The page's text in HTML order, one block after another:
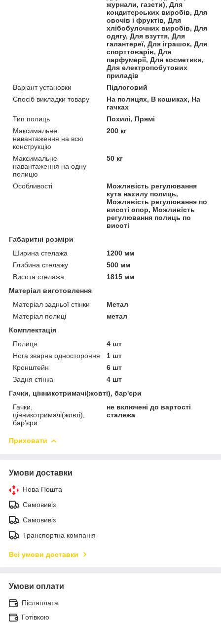
журнали, газети), Для
кондитерських виробів, Для
овочів і фруктів, Для
хлібобулочних виробів, Для
одягу, Для взуття, Для
галантереї, Для іграшок, Для
спорттоварів, Для
парфумерії, Для косметики,
Для електропобутових
приладів
Варіант установки
Підлоговий
Спосіб викладки товару
На полицях, В кошиках, На
гачках
Тип полиць
Похилі, Прямі
Максимальне
навантаження на всю
конструкцію
200 кг
Максимальне
навантаження на одну
полицю
50 кг
Особливості
Можливість регулювання
кута нахилу полиць,
Можливість регулювання по
висоті опор, Можливість
регулювання полиць по
висоті
Габаритні розміри
Ширина стелажа
1200 мм
Глибина стелажу
500 мм
Висота стелажа
1815 мм
Матеріал виготовлення
Матеріал задньої стінки
Метал
Матеріал полиці
метал
Комплектація
Полиця
4 шт
Нога зварна одностороння
1 шт
Кронштейн
6 шт
Задня стінка
4 шт
Гачки, цінникотримачі(жовті), бар'єри
Гачки,
цінникотримачі(жовті),
бар'єри
не включені до вартості
сталежа
Приховати
Умови доставки
Нова Пошта
Самовивіз
Самовивіз
Транспортна компанія
Всі умови доставки
Умови оплати
Післяплата
Готівкою